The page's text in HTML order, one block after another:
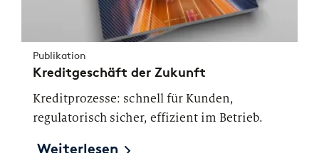
Publikation
Kreditgeschäft der Zukunft
Kreditprozesse: schnell für Kunden,
regulatorisch sicher, effizient im Betrieb.